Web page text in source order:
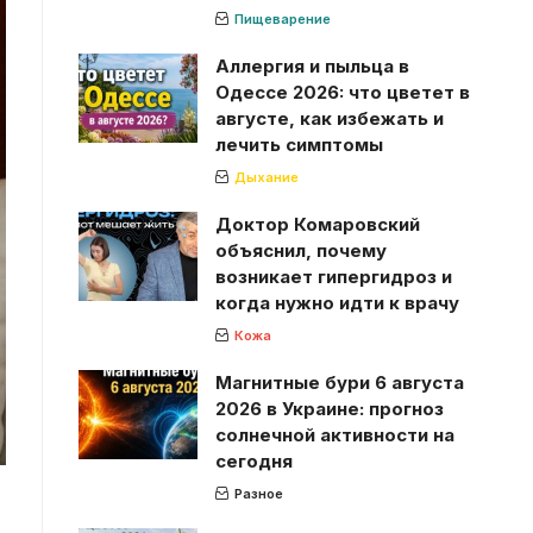
Пищеварение
Аллергия и пыльца в
Одессе 2026: что цветет в
августе, как избежать и
лечить симптомы
Дыхание
Доктор Комаровский
объяснил, почему
возникает гипергидроз и
когда нужно идти к врачу
Кожа
Магнитные бури 6 августа
2026 в Украине: прогноз
солнечной активности на
сегодня
Разное